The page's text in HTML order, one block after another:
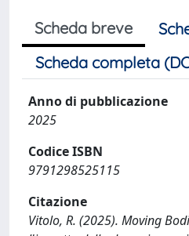
Scheda breve
Scheda completa
Anno di pubblicazione
2025
Codice ISBN
9791298525115
Citazione
Vitolo, R. (2025). Moving